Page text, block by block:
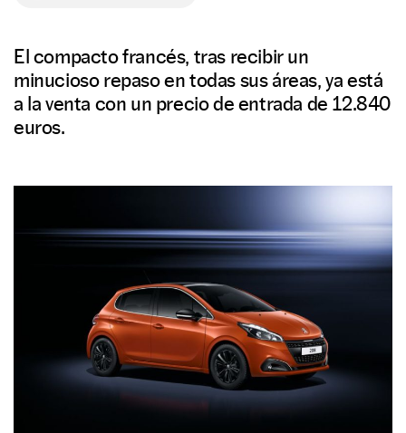
SÍGUENOS
El compacto francés, tras recibir un
minucioso repaso en todas sus áreas, ya está
a la venta con un precio de entrada de 12.840
euros.